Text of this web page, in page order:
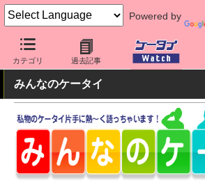
Powered by
カテゴリ 過去記事
ケータイ Watch 周辺機器/アクセサリー
みんなのケータイ